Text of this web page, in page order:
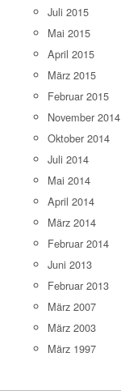
Juli 2015
Mai 2015
April 2015
März 2015
Februar 2015
November 2014
Oktober 2014
Juli 2014
Mai 2014
April 2014
März 2014
Februar 2014
Juni 2013
Februar 2013
März 2007
März 2003
März 1997